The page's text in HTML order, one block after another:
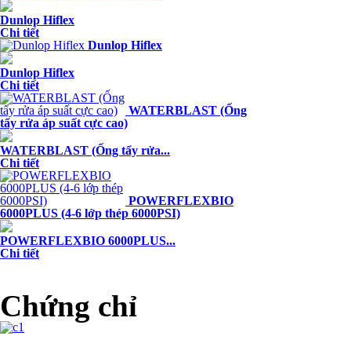
Dunlop Hiflex
Chi tiết
Dunlop Hiflex
Dunlop Hiflex
Chi tiết
WATERBLAST (Ống
tẩy rửa áp suất cực cao)
WATERBLAST (Ống tẩy rửa...
Chi tiết
POWERFLEXBIO
6000PLUS (4-6 lớp thép 6000PSI)
POWERFLEXBIO 6000PLUS...
Chi tiết
Chứng chỉ